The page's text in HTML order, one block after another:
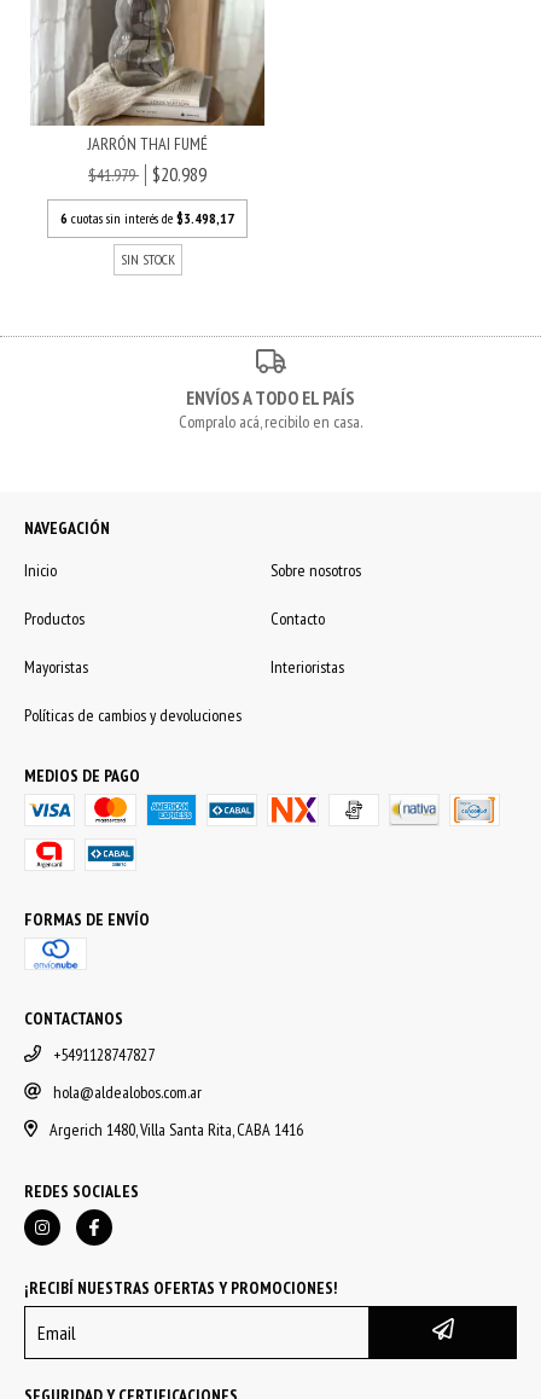
JARRÓN THAI FUMÉ
$41.979
$20.989
6 cuotas sin interés de $3.498,17
SIN STOCK
ENVÍOS A TODO EL PAÍS
Compralo acá, recibilo en casa.
NAVEGACIÓN
Inicio
Sobre nosotros
Productos Contacto
Mayoristas Interioristas
Políticas de cambios y devoluciones
MEDIOS DE PAGO
FORMAS DE ENVÍO
CONTACTANOS
+5491128747827
hola@aldealobos.com.ar
Argerich 1480, Villa Santa Rita, CABA 1416
REDES SOCIALES
¡RECIBÍ NUESTRAS OFERTAS Y PROMOCIONES!